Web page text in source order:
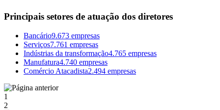
Principais setores de atuação dos diretores
Bancário9.673 empresas
Serviços7.761 empresas
Indústrias da transformação4.765 empresas
Manufatura4.740 empresas
Comércio Atacadista2.494 empresas
1
2